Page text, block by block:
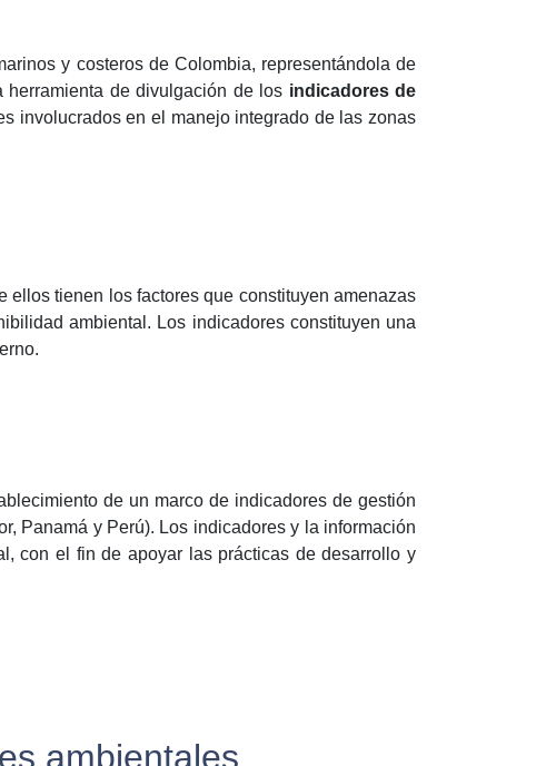
y costeros de Colombia, representándola de
herramienta de divulgación de los indicadores de
involucrados en el manejo integrado de las zonas
ellos tienen los factores que constituyen amenazas
ambiental. Los indicadores constituyen una
de un marco de indicadores de gestión
Panamá y Perú). Los indicadores y la información
con el fin de apoyar las prácticas de desarrollo y
ambientales